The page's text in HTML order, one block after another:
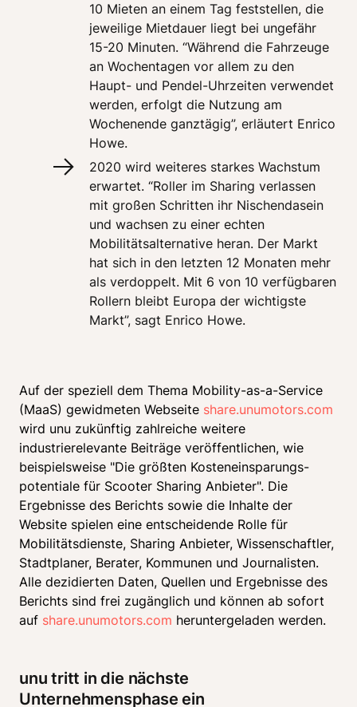
10 Mieten an einem Tag feststellen, die
jeweilige Mietdauer liegt bei ungefähr
15-20 Minuten. “Während die Fahrzeuge
an Wochentagen vor allem zu den
Haupt- und Pendel-Uhrzeiten verwendet
werden, erfolgt die Nutzung am
Wochenende ganztägig”, erläutert Enrico
Howe.
2020 wird weiteres starkes Wachstum
erwartet. “Roller im Sharing verlassen
mit großen Schritten ihr Nischendasein
und wachsen zu einer echten
Mobilitätsalternative heran. Der Markt
hat sich in den letzten 12 Monaten mehr
als verdoppelt. Mit 6 von 10 verfügbaren
Rollern bleibt Europa der wichtigste
Markt”, sagt Enrico Howe.
Auf der speziell dem Thema Mobility-as-a-Service
(MaaS) gewidmeten Webseite share.unumotors.com
wird unu zukünftig zahlreiche weitere
industrierelevante Beiträge veröffentlichen, wie
beispielsweise "Die größten Kosteneinsparungs-
potentiale für Scooter Sharing Anbieter". Die
Ergebnisse des Berichts sowie die Inhalte der
Website spielen eine entscheidende Rolle für
Mobilitätsdienste, Sharing Anbieter, Wissenschaftler,
Stadtplaner, Berater, Kommunen und Journalisten.
Alle dezidierten Daten, Quellen und Ergebnisse des
Berichts sind frei zugänglich und können ab sofort
auf share.unumotors.com heruntergeladen werden.
unu tritt in die nächste
Unternehmensphase ein